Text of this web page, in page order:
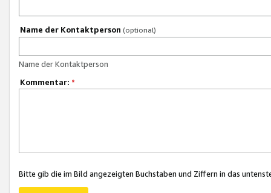
Name der Kontaktperson (optional)
Name der Kontaktperson
Kommentar: *
Bitte gib die im Bild angezeigten Buchstaben und Ziffern in das